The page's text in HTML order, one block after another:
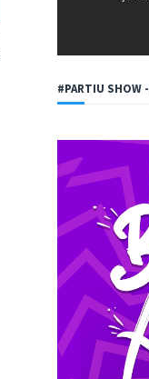
#PARTIU SHOW